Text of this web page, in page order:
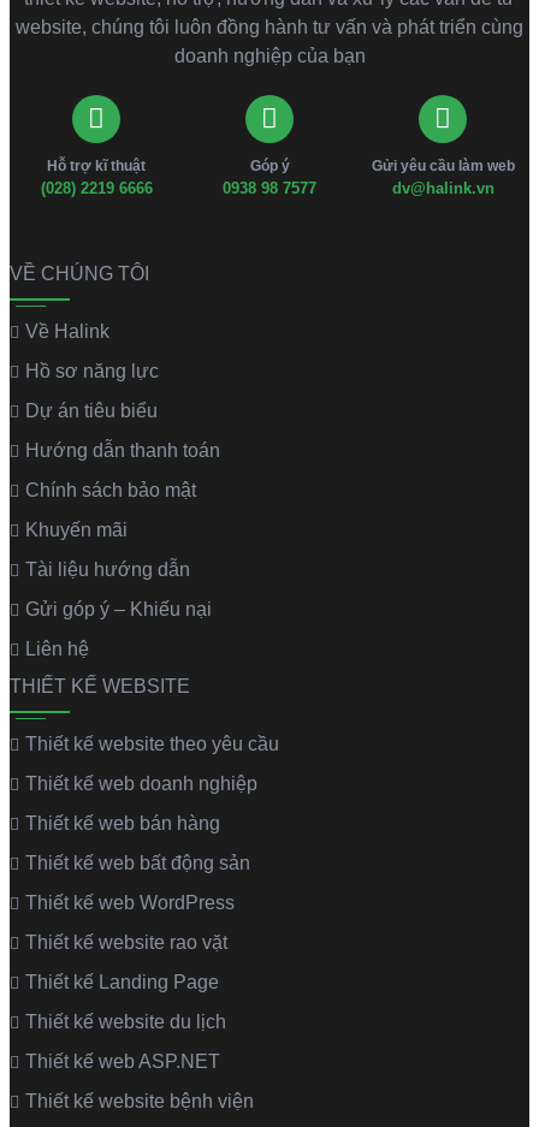
website, chúng tôi luôn đồng hành tư vấn và phát triển cùng
doanh nghiệp của bạn
Hỗ trợ kĩ thuật
(028) 2219 6666
Góp ý
0938 98 7577
Gửi yêu cầu làm web
dv@halink.vn
VỀ CHÚNG TÔI
Về Halink
Hồ sơ năng lực
Dự án tiêu biểu
Hướng dẫn thanh toán
Chính sách bảo mật
Khuyến mãi
Tài liệu hướng dẫn
Gửi góp ý – Khiếu nại
Liên hệ
THIẾT KẾ WEBSITE
Thiết kế website theo yêu cầu
Thiết kế web doanh nghiệp
Thiết kế web bán hàng
Thiết kế web bất động sản
Thiết kế web WordPress
Thiết kế website rao vặt
Thiết kế Landing Page
Thiết kế website du lịch
Thiết kế web ASP.NET
Thiết kế website bệnh viện